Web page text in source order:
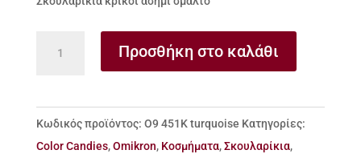
σμάλτο
ποσότητα
Προσθήκη στο καλάθι
Κωδικός προϊόντος: Ο9 451Κ turquoise Κατηγορίες:
Color Candies,Omikron, Κοσμήματα,Σκουλαρίκια,